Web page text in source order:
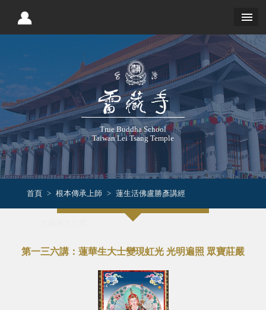
True Buddha School
Taiwan Lei Tsang Temple
首頁 根本傳承上師 蓮生活佛盧勝彥講經
第一三六講：蓮華生大士變現虹光 光明遍照 眾寶莊嚴